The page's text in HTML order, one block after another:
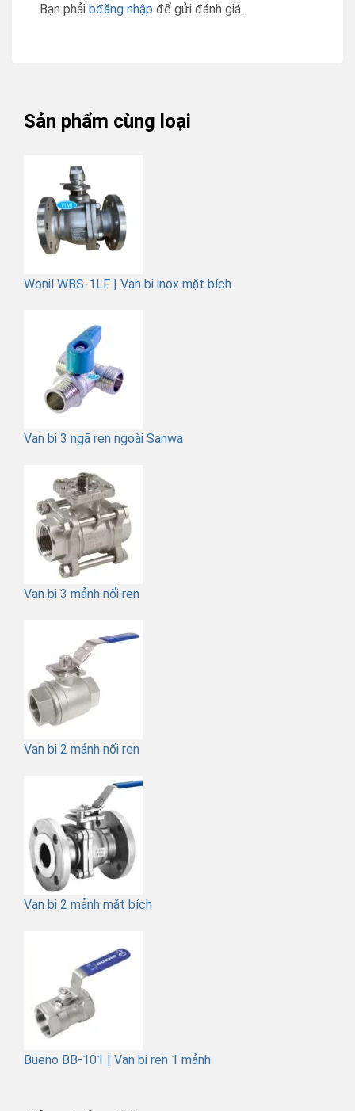
Bạn phải bđăng nhập để gửi đánh giá.
Sản phẩm cùng loại
Wonil WBS-1LF | Van bi inox mặt bích
Van bi 3 ngã ren ngoài Sanwa
Van bi 3 mảnh nối ren
Van bi 2 mảnh nối ren
Van bi 2 mảnh mặt bích
Bueno BB-101 | Van bi ren 1 mảnh